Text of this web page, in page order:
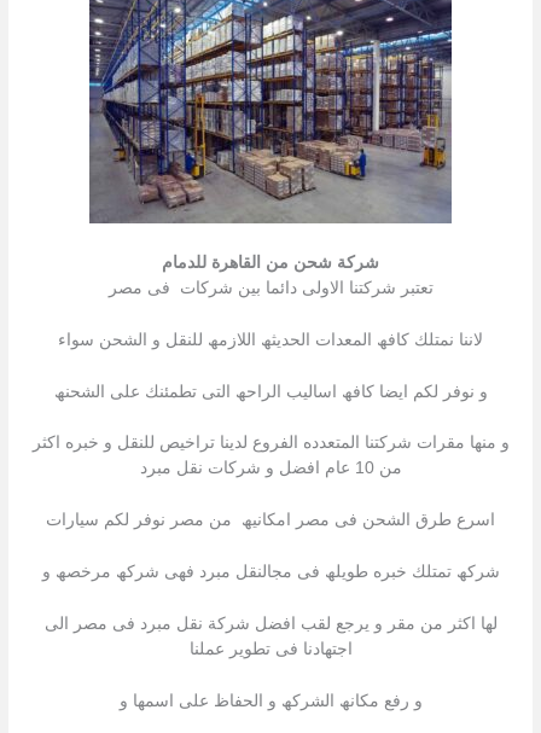
شركة شحن من القاهرة للدمام
تعتبر شركتنا الاولى دائما بین شركات فى مصر
لاننا نمتلك كافھ المعدات الحدیثھ اللازمھ للنقل و الشحن سواء
و نوفر لكم ایضا كافھ اسالیب الراحھ التى تطمئنك على الشحنھ
و منھا مقرات شركتنا المتعدده الفروع لدینا تراخیص للنقل و خبره اكثر
من 10 عام افضل و شركات نقل مبرد
اسرع طرق الشحن فى مصر امكانیھ من مصر نوفر لكم سیارات
شركھ تمتلك خبره طویلھ فى مجالنقل مبرد فھى شركھ مرخصھ و
لھا اكثر من مقر و یرجع لقب افضل شركة نقل مبرد فى مصر الى
اجتھادنا فى تطویر عملنا
و رفع مكانھ الشركھ و الحفاظ على اسمھا و